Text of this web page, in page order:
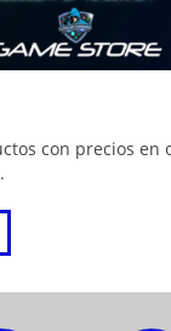
con precios en